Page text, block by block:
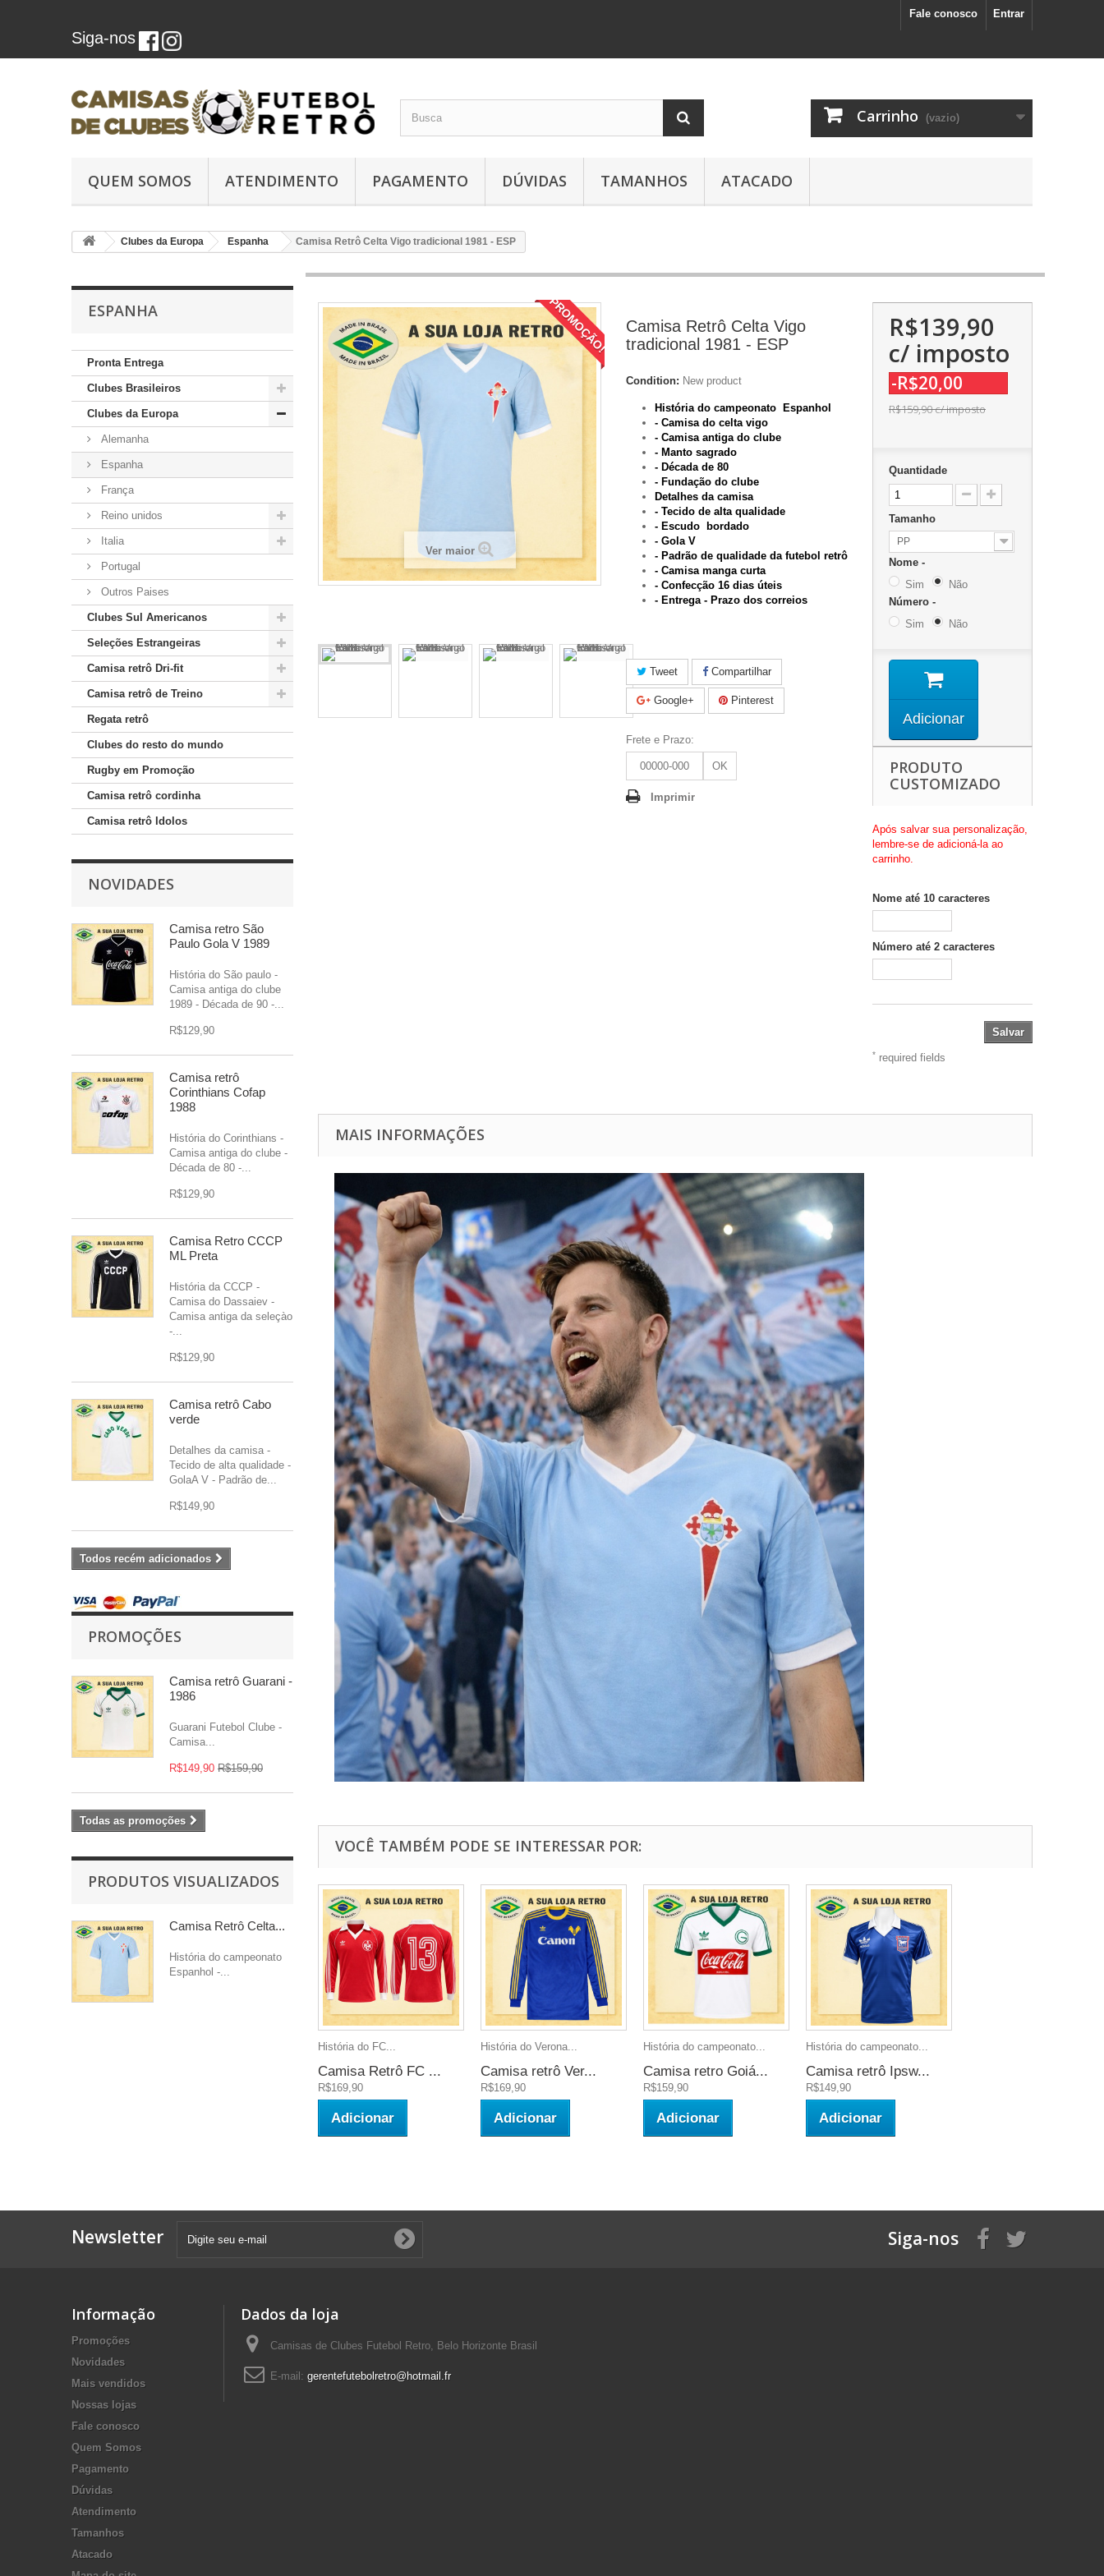
Entrar
Fale conosco
Siga-nos
Carrinho (vazio)
QUEM SOMOS ATENDIMENTO PAGAMENTO DÚVIDAS TAMANHOS ATACADO
Clubes da Europa Espanha Camisa Retrô Celta Vigo tradicional 1981 - ESP
ESPANHA
Pronta Entrega
Clubes Brasileiros
Clubes da Europa
Alemanha
Espanha
França
Reino unidos
Italia
Portugal
Outros Paises
Clubes Sul Americanos
Seleções Estrangeiras
Camisa retrô Dri-fit
Camisa retrô de Treino
Regata retrô
Clubes do resto do mundo
Rugby em Promoção
Camisa retrô cordinha
Camisa retrô Idolos
NOVIDADES
Camisa retro São
Paulo Gola V 1989
História do São paulo -
Camisa antiga do clube
1989 - Década de 90 -...
R$129,90
Camisa retrô
Corinthians Cofap
1988
História do Corinthians -
Camisa antiga do clube -
Década de 80 -...
R$129,90
Camisa Retro CCCP
ML Preta
História da CCCP -
Camisa do Dassaiev -
Camisa antiga da seleçào
-...
R$129,90
Camisa retrô Cabo
verde
Detalhes da camisa -
Tecido de alta qualidade -
GolaA V - Padrão de...
R$149,90
Todos recém adicionados
PROMOÇÕES
Camisa retrô Guarani -
1986
Guarani Futebol Clube -
Camisa...
R$149,90 R$159,90
Todas as promoções
PRODUTOS VISUALIZADOS
Camisa Retrô Celta...
História do campeonato
Espanhol -...
PROMOÇÃO!
Ver maior
Camisa Retrô Celta Vigo
tradicional 1981 - ESP
Condition: New product
História do campeonato Espanhol
- Camisa do celta vigo
- Camisa antiga do clube
- Manto sagrado
- Década de 80
- Fundação do clube
Detalhes da camisa
- Tecido de alta qualidade
- Escudo bordado
- Gola V
- Padrão de qualidade da futebol retrô
- Camisa manga curta
- Confecção 16 dias úteis
- Entrega - Prazo dos correios
Tweet Compartilhar
Google+ Pinterest
Frete e Prazo:
OK
Imprimir
R$139,90
c/ imposto
-R$20,00
R$159,90c/ imposto
Quantidade
Tamanho
PP
Nome -
Sim
Não
Número -
Sim
Não
Adicionar
PRODUTO
CUSTOMIZADO
Após salvar sua personalização,
lembre-se de adicioná-la ao
carrinho.
Nome até 10 caracteres
Número até 2 caracteres
Salvar
*required fields
MAIS INFORMAÇÕES
VOCÊ TAMBÉM PODE SE INTERESSAR POR:
História do FC...
Camisa Retrô FC ...
R$169,90
Adicionar
História do Verona...
Camisa retrô Ver...
R$169,90
Adicionar
História do campeonato...
Camisa retro Goiá...
R$159,90
Adicionar
História do campeonato...
Camisa retrô Ipsw...
R$149,90
Adicionar
Newsletter Siga-nos
Informação
Promoções
Novidades
Mais vendidos
Nossas lojas
Fale conosco
Quem Somos
Pagamento
Dúvidas
Atendimento
Tamanhos
Atacado
Dados da loja
Camisas de Clubes Futebol Retro, Belo Horizonte Brasil
E-mail: gerentefutebolretro@hotmail.fr